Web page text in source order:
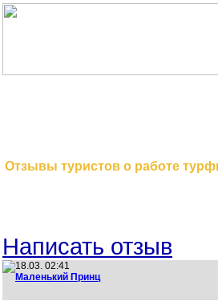
Отзывы туристов о работе
Написать отзыв
18.03. 02:41
Маленький Принц